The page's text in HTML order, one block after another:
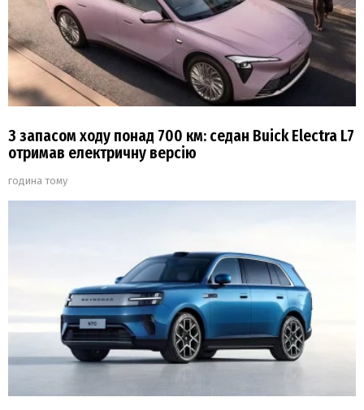
З запасом ходу понад 700 км: седан Buick Electra L7
отримав електричну версію
година тому